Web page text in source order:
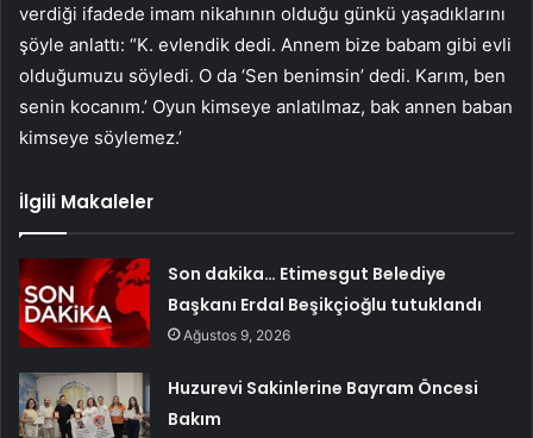
verdiği ifadede imam nikahının olduğu günkü yaşadıklarını
şöyle anlattı: “K. evlendik dedi. Annem bize babam gibi evli
olduğumuzu söyledi. O da ‘Sen benimsin’ dedi. Karım, ben
senin kocanım.’ Oyun kimseye anlatılmaz, bak annen baban
kimseye söylemez.’
İlgili Makaleler
Son dakika… Etimesgut Belediye
Başkanı Erdal Beşikçioğlu tutuklandı
Ağustos 9, 2026
Huzurevi Sakinlerine Bayram Öncesi
Bakım